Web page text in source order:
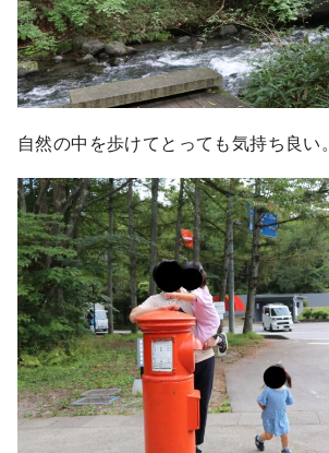
自然の中を歩けてとっても気持ち良い。